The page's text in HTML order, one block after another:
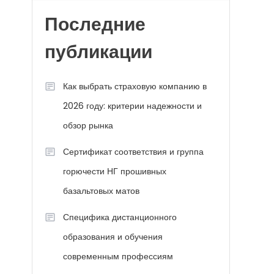
Последние
публикации
Как выбрать страховую компанию в
2026 году: критерии надежности и
обзор рынка
Сертификат соответствия и группа
горючести НГ прошивных
базальтовых матов
Специфика дистанционного
образования и обучения
современным профессиям